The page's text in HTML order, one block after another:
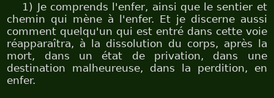
1) Je comprends l'enfer, ainsi que le sentier et
chemin qui mène à l'enfer. Et je discerne aussi
comment quelqu'un qui est entré dans cette voie
réapparaîtra, à la dissolution du corps, après la
mort, dans un état de privation, dans une
destination malheureuse, dans la perdition, en
enfer.